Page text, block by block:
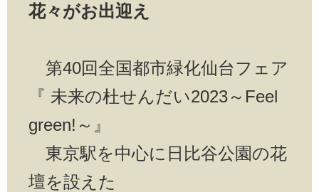
花々がお出迎え
第40回全国都市緑化仙台フェア
『 未来の杜せんだい2023～Feel
green!～』
東京駅を中心に日比谷公園の花
壇を設えた